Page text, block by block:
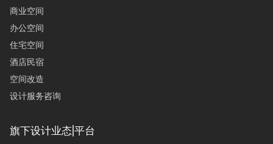
商业空间
办公空间
住宅空间
酒店民宿
空间改造
设计服务咨询
旗下设计业态|平台